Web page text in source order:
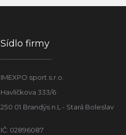
Sídlo firmy
IMEXPO sport s.r.o.
Havlíčkova 333/6
250 01 Brandýs n.L - Stará Boleslav
IČ: 02896087